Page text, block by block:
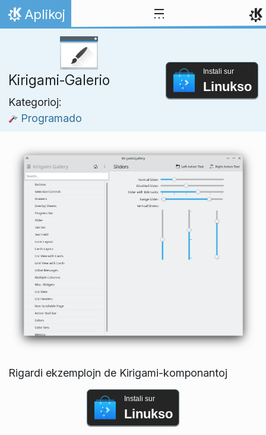
Salti al enhavo
Hejmo
Aplikoj
Kirigami-Galerio
Kategorioj:
Programado
Instali sur
Linukso
Rigardi ekzemplojn de Kirigami-komponantoj
Instali sur
Linukso